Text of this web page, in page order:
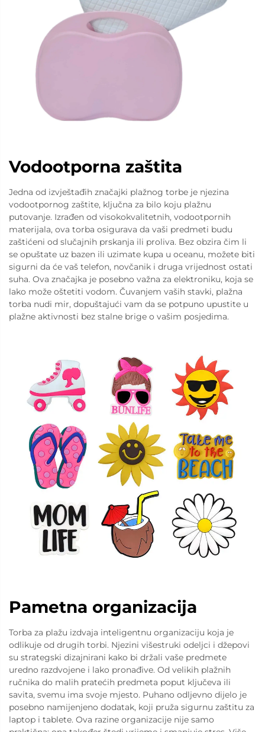
Vodootporna zaštita
Jedna od izvještađih značajki plažnog torbe je njezina
vodootpornog zaštite, ključna za bilo koju plažnu
putovanje. Izrađen od visokokvalitetnih, vodootpornih
materijala, ova torba osigurava da vaši predmeti budu
zaštićeni od slučajnih prskanja ili proliva. Bez obzira čim li
se opuštate uz bazen ili uzimate kupa u oceanu, možete biti
sigurni da će vaš telefon, novčanik i druga vrijednost ostati
suha. Ova značajka je posebno važna za elektroniku, koja se
lako može oštetiti vodom. Čuvanjem vaših stavki, plažna
torba nudi mir, dopuštajući vam da se potpuno upustite u
plažne aktivnosti bez stalne brige o vašim posjedima.
Pametna organizacija
Torba za plažu izdvaja inteligentnu organizaciju koja je
odlikuje od drugih torbi. Njezini višestruki odeljci i džepovi
su strategski dizajnirani kako bi držali vaše predmete
uredno razdvojene i lako pronađive. Od velikih plažnih
ručnika do malih pratećih predmeta poput ključeva ili
savita, svemu ima svoje mjesto. Puhano odljevno dijelo je
posebno namijenjeno dodatak, koji pruža sigurnu zaštitu za
laptop i tablete. Ova razine organizacije nije samo